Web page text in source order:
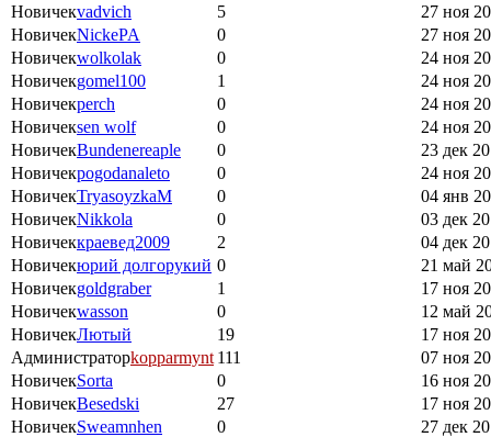
Новичекvadvich 5
27 ноя
НовичекNickePA 0
27 ноя
Новичекwolkolak 0
24 ноя
Новичекgomel100 1
24 ноя
Новичекperch 0
24 ноя
Новичекsen wolf 0
24 ноя
НовичекBundenereaple 0
23 дек
Новичекpogodanaleto 0
24 ноя
НовичекTryasoyzkaM 0
04 янв
НовичекNikkola 0
03 дек
Новичеккраевед2009 2
04 дек
Новичекюрий долгорукий 0
21 май
Новичекgoldgraber 1
17 ноя
Новичекwasson 0
12 май
НовичекЛютый 19
17 ноя
Администраторkopparmynt 111
07 ноя
НовичекSorta 0
16 ноя
НовичекBesedski 27
17 ноя
НовичекSweamnhen 0
27 дек